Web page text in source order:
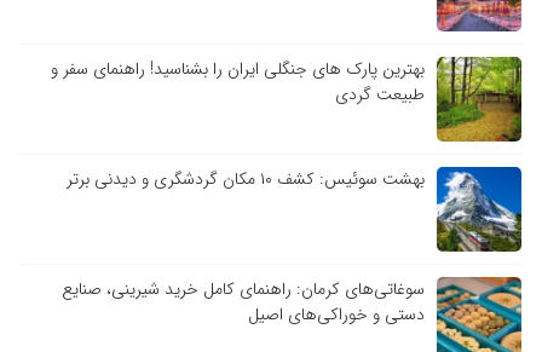
بهترین پارک های جنگلی ایران را بشناسید! راهنمای سفر و
طبیعت گردی
بهشت سوئیس: کشف ۱۰ مکان گردشگری و دیدنی برتر
سوغاتی‌های کرمان: راهنمای کامل خرید شیرینی، صنایع
دستی و خوراکی‌های اصیل